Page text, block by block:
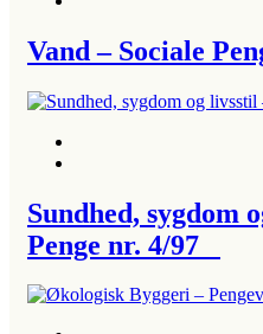
Vand – Sociale
Sundhed, sygdom
Penge nr. 4/97